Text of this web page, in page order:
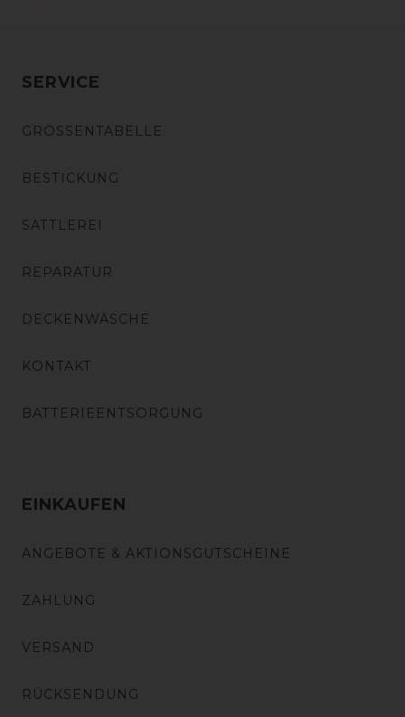
SERVICE
GRÖSSENTABELLE
BESTICKUNG
SATTLEREI
REPARATUR
DECKENWÄSCHE
KONTAKT
BATTERIEENTSORGUNG
EINKAUFEN
ANGEBOTE & AKTIONSGUTSCHEINE
ZAHLUNG
VERSAND
RÜCKSENDUNG